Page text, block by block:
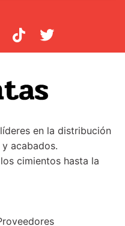
en la distribución
acabados.
cimientos hasta la